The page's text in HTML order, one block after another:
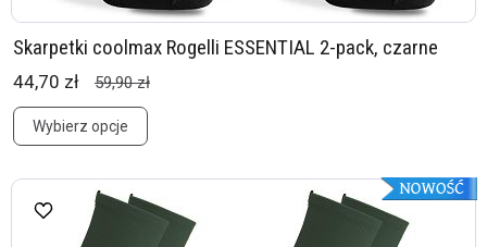
Skarpetki coolmax Rogelli ESSENTIAL 2-pack, czarne
44,70 zł 59,90 zł
Wybierz opcje